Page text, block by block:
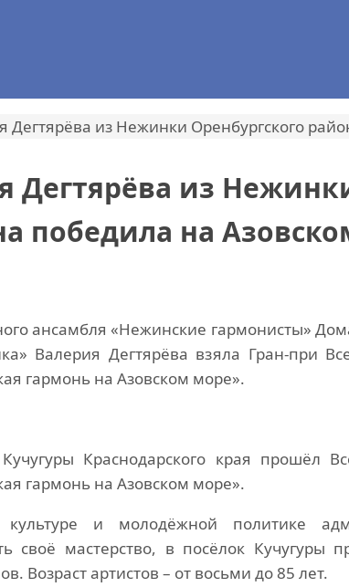
Дегтярёва из Нежинки Оренбургского
Дегтярёва из
победила на
ансамбля «Нежинские гармонисты»
Валерия Дегтярёва взяла Гран-при
гармонь на Азовском море».
Краснодарского края прошёл
гармонь на Азовском море».
и молодёжной политике
своё мастерство, в посёлок Кучугуры
Возраст артистов – от восьми до 85 лет.